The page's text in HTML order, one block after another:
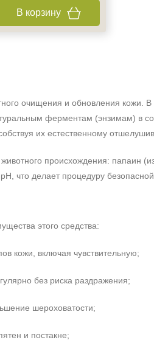
В корзину
очищения и обновления кожи. В
ферментам (энзимам) в
их естественному
происхождения: папаин
что делает процедуру
этого средства:
кожи, включая чувствительную;
без риска раздражения;
шероховатости;
и постакне;